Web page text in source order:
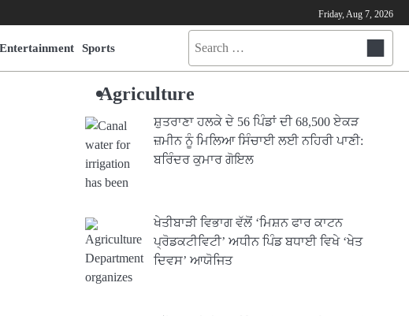
Friday, Aug 7, 2026
Entertainment Sports
Search
Agriculture
ਸ਼ੁਤਰਾਣਾ ਹਲਕੇ ਦੇ 56 ਪਿੰਡਾਂ ਦੀ 68,500 ਏਕੜ
ਜ਼ਮੀਨ ਨੂੰ ਮਿਲਿਆ ਸਿੰਚਾਈ ਲਈ ਨਹਿਰੀ ਪਾਣੀ:
ਬਰਿੰਦਰ ਕੁਮਾਰ ਗੋਇਲ
ਖੇਤੀਬਾੜੀ ਵਿਭਾਗ ਵੱਲੋਂ ‘ਮਿਸ਼ਨ ਫਾਰ ਕਾਟਨ
ਪ੍ਰੋਡਕਟੀਵਿਟੀ’ ਅਧੀਨ ਪਿੰਡ ਬਧਾਈ ਵਿਖੇ ‘ਖੇਤ
ਦਿਵਸ’ ਆਯੋਜਿਤ